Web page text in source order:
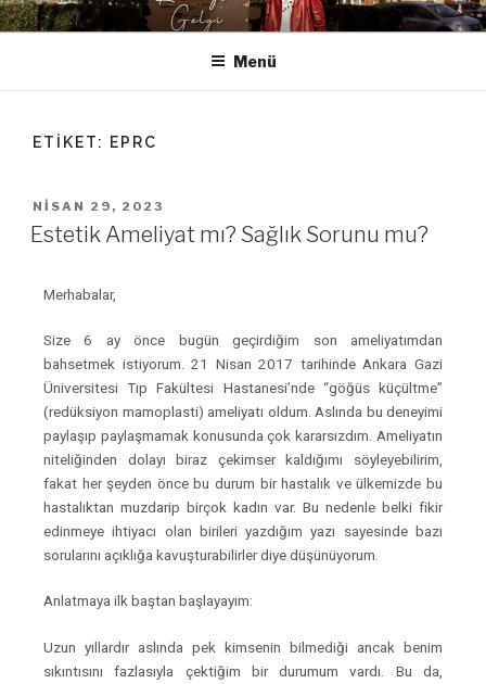
RUMEYSA GELGI
Rumeysa Gelgi'nin resmi websitesine hoş geldiniz.
Menü
ETIKET: EPRC
NISAN 29, 2023
Estetik Ameliyat mı? Sağlık Sorunu mu?
Merhabalar,
Size 6 ay önce bugün geçirdiğim son ameliyatımdan
bahsetmek istiyorum. 21 Nisan 2017 tarihinde Ankara Gazi
Üniversitesi Tıp Fakültesi Hastanesi’nde “göğüs küçültme”
(redüksiyon mamoplasti) ameliyatı oldum. Aslında bu deneyimi
paylaşıp paylaşmamak konusunda çok kararsızdım. Ameliyatın
niteliğinden dolayı biraz çekimser kaldığımı söyleyebilirim,
fakat her şeyden önce bu durum bir hastalık ve ülkemizde bu
hastalıktan muzdarip birçok kadın var. Bu nedenle belki fikir
edinmeye ihtiyacı olan birileri yazdığım yazı sayesinde bazı
sorularını açıklığa kavuşturabilirler diye düşünüyorum.
Anlatmaya ilk baştan başlayayım:
Uzun yıllardır aslında pek kimsenin bilmediği ancak benim
sıkıntısını fazlasıyla çektiğim bir durumum vardı. Bu da,